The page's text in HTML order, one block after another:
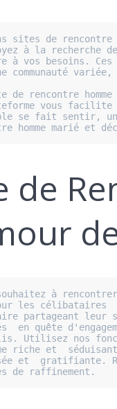
sites de
à la recherche
à vos besoins.
communauté
de rencontre
vous facilite
se fait sentir,
homme marié et
de
à
les célibataires
partageant leur
en quête
Utilisez nos
riche et
et  gratifiante.
de raffinement.